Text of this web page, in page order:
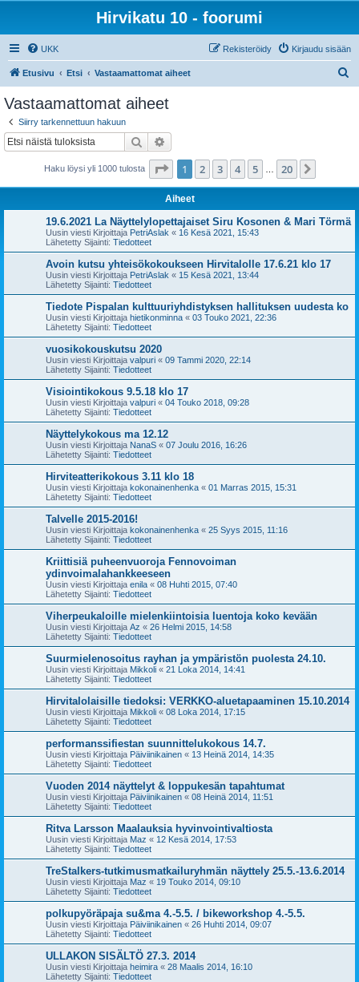
Hirvikatu 10 - foorumi
UKK Kirjaudu sisään
Rekisteröidy
Etusivu Etsi Vastaamattomat aiheet
Vastaamattomat aiheet
Siirry tarkennettuun hakuun
Etsi
Haku löysi yli 1000 tulosta Sivu /20
1 2 3 4 5 20
Aiheet
19.6.2021 La Näyttelylopettajaiset Siru Kosonen & Mari Törmä
Uusin viesti Kirjoittaja PetriAslak « 16 Kesä 2021, 15:43
Lähetetty Sijainti: Tiedotteet
Avoin kutsu yhteisökokoukseen Hirvitalolle 17.6.21 klo 17
Uusin viesti Kirjoittaja PetriAslak « 15 Kesä 2021, 13:44
Lähetetty Sijainti: Tiedotteet
Tiedote Pispalan kulttuuriyhdistyksen hallituksen uudesta ko
Uusin viesti Kirjoittaja hietikonminna « 03 Touko 2021, 22:36
Lähetetty Sijainti: Tiedotteet
vuosikokouskutsu 2020
Uusin viesti Kirjoittaja valpuri « 09 Tammi 2020, 22:14
Lähetetty Sijainti: Tiedotteet
Visiointikokous 9.5.18 klo 17
Uusin viesti Kirjoittaja valpuri « 04 Touko 2018, 09:28
Lähetetty Sijainti: Tiedotteet
Näyttelykokous ma 12.12
Uusin viesti Kirjoittaja NanaS « 07 Joulu 2016, 16:26
Lähetetty Sijainti: Tiedotteet
Hirviteatterikokous 3.11 klo 18
Uusin viesti Kirjoittaja kokonainenhenka « 01 Marras 2015, 15:31
Lähetetty Sijainti: Tiedotteet
Talvelle 2015-2016!
Uusin viesti Kirjoittaja kokonainenhenka « 25 Syys 2015, 11:16
Lähetetty Sijainti: Tiedotteet
Kriittisiä puheenvuoroja Fennovoiman
ydinvoimalahankkeeseen
Uusin viesti Kirjoittaja enila « 08 Huhti 2015, 07:40
Lähetetty Sijainti: Tiedotteet
Viherpeukaloille mielenkiintoisia luentoja koko kevään
Uusin viesti Kirjoittaja Az « 26 Helmi 2015, 14:58
Lähetetty Sijainti: Tiedotteet
Suurmielenosoitus rayhan ja ympäristön puolesta 24.10.
Uusin viesti Kirjoittaja Mikkoli « 21 Loka 2014, 14:41
Lähetetty Sijainti: Tiedotteet
Hirvitalolaisille tiedoksi: VERKKO-aluetapaaminen 15.10.2014
Uusin viesti Kirjoittaja Mikkoli « 08 Loka 2014, 17:15
Lähetetty Sijainti: Tiedotteet
performanssifiestan suunnittelukokous 14.7.
Uusin viesti Kirjoittaja Päiviinikainen « 13 Heinä 2014, 14:35
Lähetetty Sijainti: Tiedotteet
Vuoden 2014 näyttelyt & loppukesän tapahtumat
Uusin viesti Kirjoittaja Päiviinikainen « 08 Heinä 2014, 11:51
Lähetetty Sijainti: Tiedotteet
Ritva Larsson Maalauksia hyvinvointivaltiosta
Uusin viesti Kirjoittaja Maz « 12 Kesä 2014, 17:53
Lähetetty Sijainti: Tiedotteet
TreStalkers-tutkimusmatkailuryhmän näyttely 25.5.-13.6.2014
Uusin viesti Kirjoittaja Maz « 19 Touko 2014, 09:10
Lähetetty Sijainti: Tiedotteet
polkupyöräpaja su&ma 4.-5.5. / bikeworkshop 4.-5.5.
Uusin viesti Kirjoittaja Päiviinikainen « 26 Huhti 2014, 09:07
Lähetetty Sijainti: Tiedotteet
ULLAKON SISÄLTÖ 27.3. 2014
Uusin viesti Kirjoittaja heimira « 28 Maalis 2014, 16:10
Lähetetty Sijainti: Tiedotteet